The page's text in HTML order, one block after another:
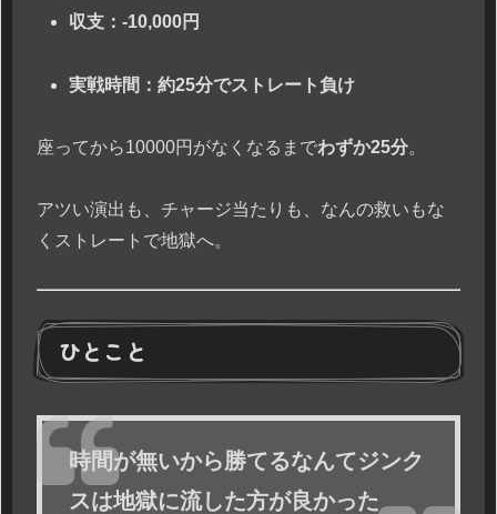
収支：-10,000円
実戦時間：約25分でストレート負け
座ってから10000円がなくなるまでわずか25分。
アツい演出も、チャージ当たりも、なんの救いもな
くストレートで地獄へ。
ひとこと
時間が無いから勝てるなんてジンク
スは地獄に流した方が良かった